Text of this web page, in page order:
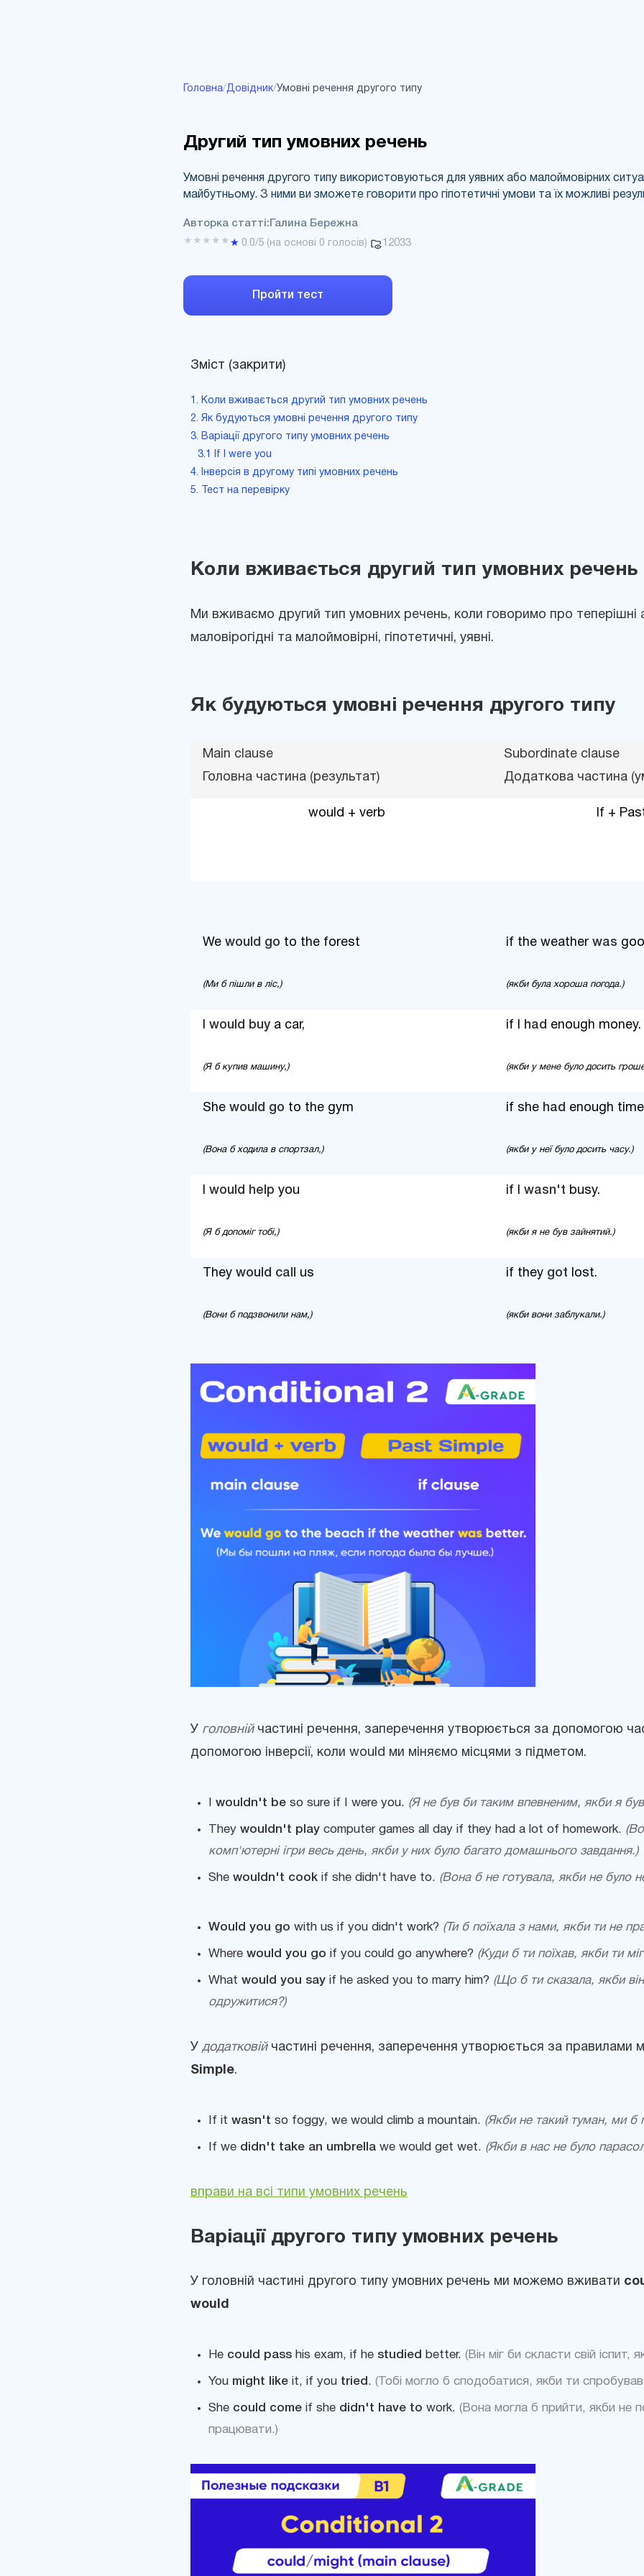
Головна/Довідник/Умовні речення другого типу
Другий тип умовних речень
Умовні речення другого типу використовуються для уявних або малоймовірних
майбутньому. З ними ви зможете говорити про гіпотетичні умови та їх можливі
Авторка статті: Галина Бережна
★ ★ ★ ★ ★ ★ 0.0/5·(на основі 0 голосів)· 12033
Пройти тест
Зміст (закрити)
1. Коли вживається другий тип умовних речень
2. Як будуються умовні речення другого типу
3. Варіації другого типу умовних речень
3.1 If I were you
4. Інверсія в другому типі умовних речень
5. Тест на перевірку
Коли вживається другий тип умовних речень
Ми вживаємо другий тип умовних речень, коли говоримо про теперішні
маловірогідні та малоймовірні, гіпотетичні, уявні.
Як будуються умовні речення другого типу
Main clause
Головна частина (результат)
Subordinate clause
Додаткова частина
would + verb If +
We would go to the forest
(Ми б пішли в ліс,)
if the weather was
(якби була хороша погода.)
would buya car,
(Я б купив машину,)
if I had enough money.
(якби у мене було досить
She would go to the gym
(Вона б ходила в спортзал,)
if she had enough
(якби у неї було досить часу.)
would help you
(Я б допоміг тобі,)
if I wasn't busy.
(якби я не був зайнятий.)
They would call us
(Вони б подзвонили нам,)
if they got lost.
(якби вони заблукали.)
У головнійчастині речення, заперечення утворюється за допомогою
допомогою інверсії, коли would ми міняємо місцями з підметом.
wouldn't beso sure if I were you. (Я не був би таким впевненим, якби я був
They wouldn't playcomputer games all day if they had a lot of homework.
комп'ютерні ігри весь день, якби у них було багато домашнього завдання.)
She wouldn't cookif she didn't have to. (Вона б не готувала, якби не було
Would you go with us if you didn't work? (Ти б поїхала з нами, якби ти не
Where would you go if you could go anywhere? (Куди б ти поїхав, якби ти
What would you sayif he asked you to marry him? (Що б ти сказала, якби
одружитися?)
У додатковійчастині речення, заперечення утворюється за правилами
Simple.
If it wasn't so foggy, we would climb a mountain. (Якби не такий туман, ми б
If we didn't take an umbrellawe would get wet. (Якби в нас не було
вправи на всі типи умовних речень
Варіації другого типу умовних речень
У головній частині другого типу умовних речень ми можемо вживати
would
He could passhis exam, if he studied better. (Він міг би скласти свій іспит,
You might likeit, if you tried . (Тобі могло б сподобатися, якби ти
She could comeif she didn't have to work. (Вона могла б прийти, якби не
працювати.)